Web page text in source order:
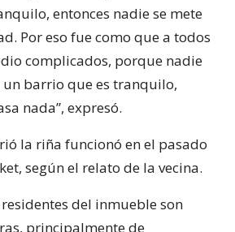
entonces nadie se mete
Por eso fue como que a todos
complicados, porque nadie
un barrio que es tranquilo,
nada”, expresó.
la riña funcionó en el pasado
según el relato de la vecina.
del inmueble son
principalmente de